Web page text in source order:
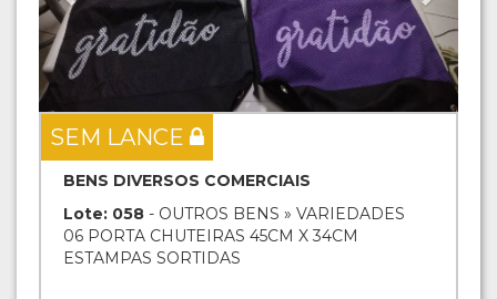
SEM LANCE
BENS DIVERSOS COMERCIAIS
Lote: 058 - OUTROS BENS » VARIEDADES
06 PORTA CHUTEIRAS 45CM X 34CM
ESTAMPAS SORTIDAS